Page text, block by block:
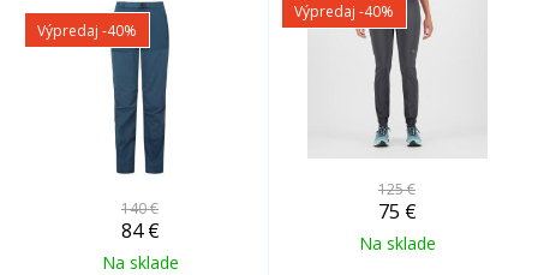
Výpredaj -40%
140 €
84 €
Na sklade
Výpredaj -40%
125 €
75 €
Na sklade